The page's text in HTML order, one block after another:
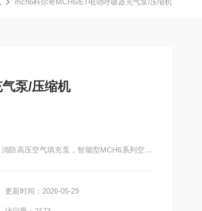
mch6科尔奇MCH6/ET电动呼吸器充气泵/压缩机
泵/压缩机
防高压空气填充泵，智能型MCH6系列空气
更新时间：2026-05-29